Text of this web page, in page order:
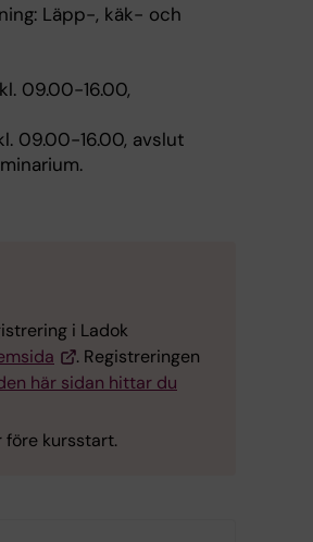
Läpp-, käk- och
09.00-16.00,
09.00-16.00, avslut
i Ladok
. Registreringen
här sidan hittar du
före kursstart.